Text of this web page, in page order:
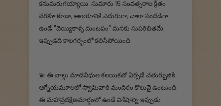
కనుమరుగయ్యాయి. సుమారు 15 సంవత్సరాల క్రితం
వరకూ కూడా, ఆలయానికి ఎదురుగా, చాలా సందడిగా
ఉండే "వెయ్యికాళ్ళ మంటపం" మనకు సుపరిచితమే.
ఇప్పుడది కాలగర్భంలో కలిసిపోయింది.
💫 ఈ నాల్గు మాడవీధుల కలయికతో ఏర్పడే చతుర్భుజికి
ఆగ్నేయమూలలో స్వామివారి మందిరం కొలువై ఉంటుంది.
ఈ మహాప్రదక్షిణమార్గంలో ఉండే విశేషాల్ని ఇప్పుడు